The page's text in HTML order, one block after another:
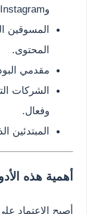
وInstagram.
المسوقين
المحتوى.
مقدمي
الشركات
وفعال.
المبتدئين
أهمية هذه
أصبح الاعتماد